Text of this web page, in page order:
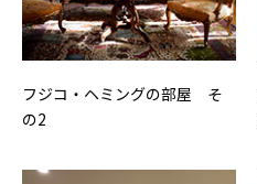
フジコ・ヘミングの部屋 そ
の2